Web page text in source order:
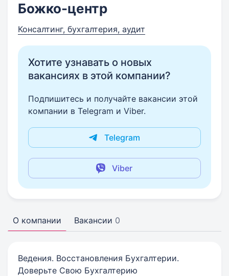
Божко-центр
Консалтинг, бухгалтерия, аудит
Хотите узнавать о новых
вакансиях в этой компании?
Подпишитесь и получайте вакансии этой
компании в Telegram и Viber.
Telegram
Viber
О компании Вакансии 0
Ведения. Восстановления Бухгалтерии.
Доверьте Свою Бухгалтерию